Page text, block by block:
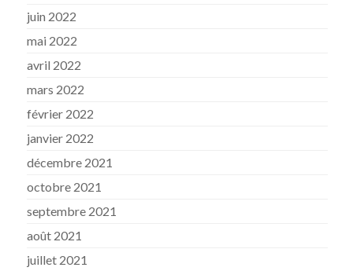
juin 2022
mai 2022
avril 2022
mars 2022
février 2022
janvier 2022
décembre 2021
octobre 2021
septembre 2021
août 2021
juillet 2021